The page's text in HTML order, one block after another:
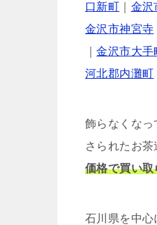
口新町
金沢
金沢市神宮寺
｜金沢市大手
河北郡内灘町
飾らなくな
さられたお
価格で買い
石川県を中心